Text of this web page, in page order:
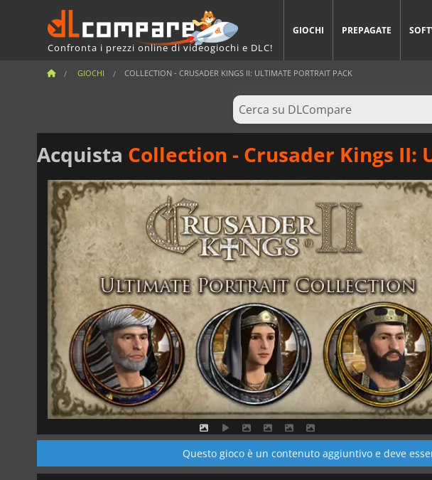
Confronta i prezzi online di videogiochi e DLC!
GIOCHI PREPAGATE
GIOCHI COLLECTION - CRUSADER KINGS II: ULTIMATE PORTRAIT PACK
Acquista Collection - Crusader Kings
Questo gioco è un contenuto aggiuntivo e deve